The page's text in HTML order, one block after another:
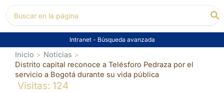
por:
Intranet - Búsqueda avanzada
Inicio
Noticias
Distrito capital reconoce a Telésforo Pedraza por el
servicio a Bogotá durante su vida pública
Visitas: 124